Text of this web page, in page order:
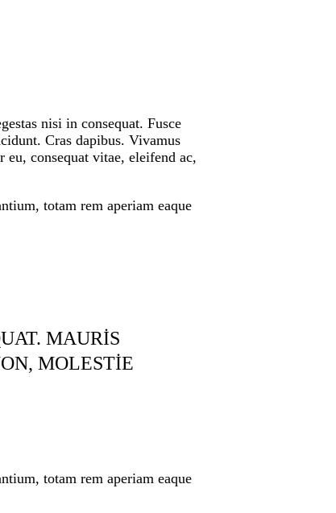
nisi in consequat. Fusce
Cras dapibus. Vivamus
consequat vitae, eleifend ac,
totam rem aperiam eaque
MAURIS
MOLESTIE
totam rem aperiam eaque